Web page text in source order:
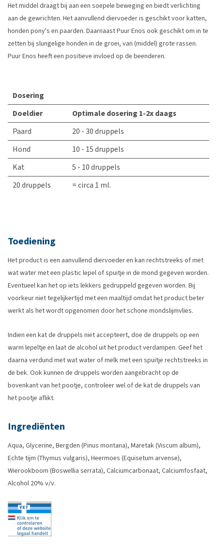
Het middel draagt bij aan een soepele beweging en biedt verlichting
aan de gewrichten. Het aanvullend diervoeder is geschikt voor katten,
honden pony's en paarden. Daarnaast Puur Enos ook geschikt om in te
zetten bij slungelige honden in de groei, van (middel) grote rassen.
Puur Enos heeft een positieve invloed op de beenderen.
Dosering
Doeldier
Optimale dosering 1-2x daags
Paard
20 - 30 druppels
Hond
10 - 15 druppels
Kat
5 - 10 druppels
20 druppels
= circa 1 ml.
Toediening
Het product is een aanvullend diervoeder en kan rechtstreeks of met
wat water met een plastic lepel of spuitje in de mond gegeven worden.
Eventueel kan het op iets lekkers gedruppeld gegeven worden. Bij
voorkeur niet tegelijkertijd met een maaltijd omdat het product beter
werkt als het wordt opgenomen door het schone mondslijmvlies.
Indien een kat de druppels niet accepteert, doe de druppels op een
warm lepeltje en laat de alcohol uit het product verdampen. Geef het
daarna verdund met wat water of melk met een spuitje rechtstreeks in
de bek. Ook kunnen de druppels worden aangebracht op de
bovenkant van het pootje, controleer wel of de kat de druppels van
het pootje aflikt.
Ingrediënten
Aqua, Glycerine, Bergden (Pinus montana), Maretak (Viscum album),
Echte tijm (Thymus vulgaris), Heermoes (Equisetum arvense),
Wierookboom (Boswellia serrata), Calciumcarbonaat, Calciumfosfaat,
Alcohol 20% v/v.